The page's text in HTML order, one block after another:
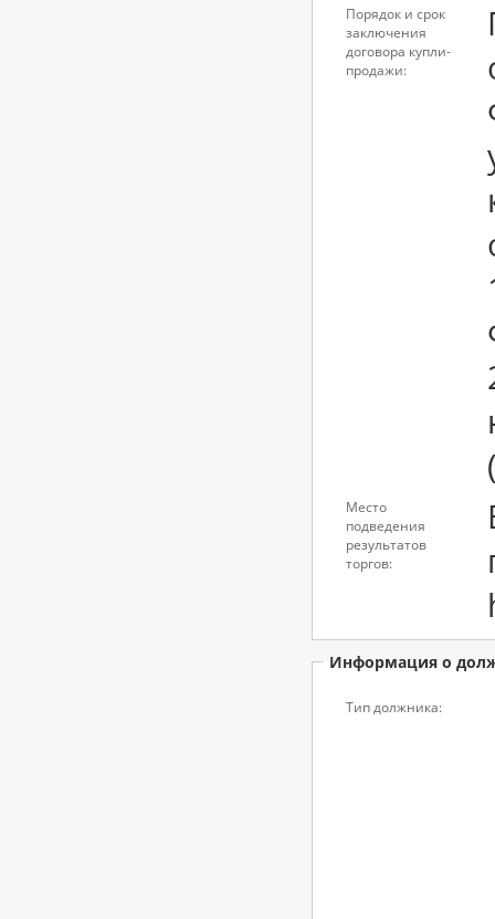
Порядок и срок
заключения
договора купли-
продажи:
Место
подведения
результатов
торгов:
Информация о
Тип должника: